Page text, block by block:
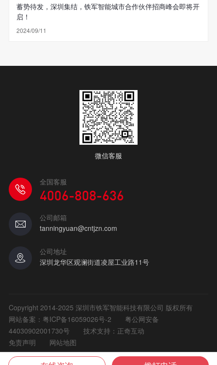
蓄势待发，深圳集结，铁军智能城市合作伙伴招商峰会即将开
启！
2024/09/11
微信客服
全国客服
4006-808-636
公司邮箱
tanningyuan@cntjzn.com
公司地址
深圳龙华区观澜街道凌屋工业路11号
Copyright 2014-2025 深圳市铁军智能科技有限公司 版权所有
网站备案： 粤ICP备16059026号-2
粤公网安备
44030902001730号
技术支持：正奇互动
免责声明
网站地图